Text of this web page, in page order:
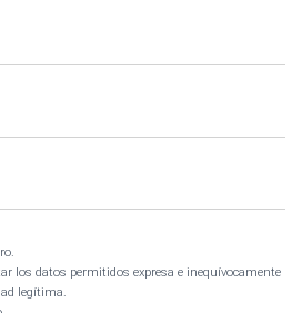
los datos permitidos expresa e inequívocamente
legítima.